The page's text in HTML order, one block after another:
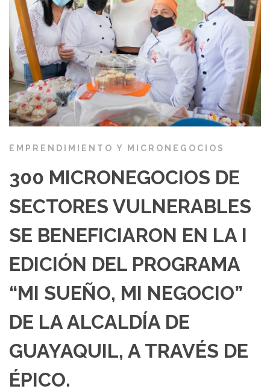
EMPRENDIMIENTO Y MICRONEGOCIOS
300 MICRONEGOCIOS DE
SECTORES VULNERABLES
SE BENEFICIARON EN LA I
EDICIÓN DEL PROGRAMA
“MI SUEÑO, MI NEGOCIO”
DE LA ALCALDÍA DE
GUAYAQUIL, A TRAVÉS DE
ÉPICO.